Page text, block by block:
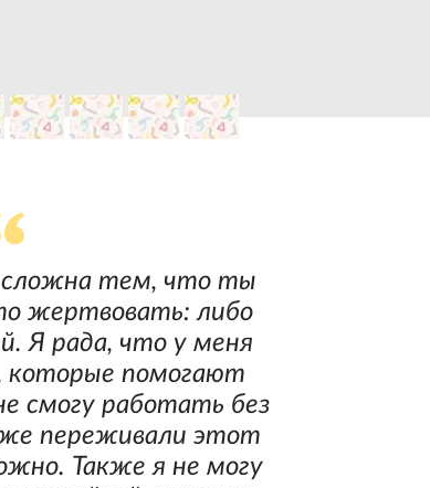
сложна тем, что ты
жертвовать: либо
Я рада, что у меня
которые помогают
смогу работать без
переживали этот
Также я не могу